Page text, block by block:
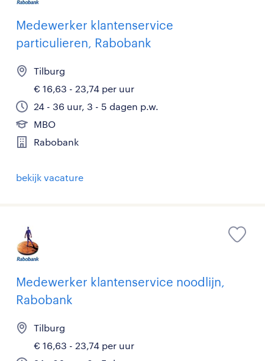
Medewerker klantenservice
particulieren, Rabobank
Tilburg
€ 16,63 - 23,74 per uur
24 - 36 uur, 3 - 5 dagen p.w.
MBO
Rabobank
bekijk vacature
Medewerker klantenservice noodlijn,
Rabobank
Tilburg
€ 16,63 - 23,74 per uur